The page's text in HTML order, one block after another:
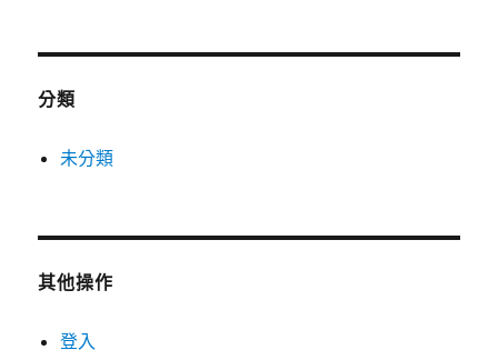
分類
未分類
其他操作
登入